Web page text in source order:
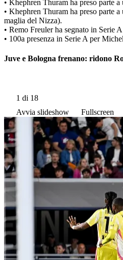
• Khephren Thuram ha preso parte
• Khephren Thuram ha preso parte
maglia del Nizza).
• Remo Freuler ha segnato in Serie
• 100a presenza in Serie A per
Juve e Bologna frenano: ridono
1 di 18
Avvia slideshow
Fullscreen